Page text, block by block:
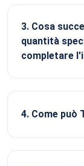
3. Cosa
quantità
completare
4. Come può